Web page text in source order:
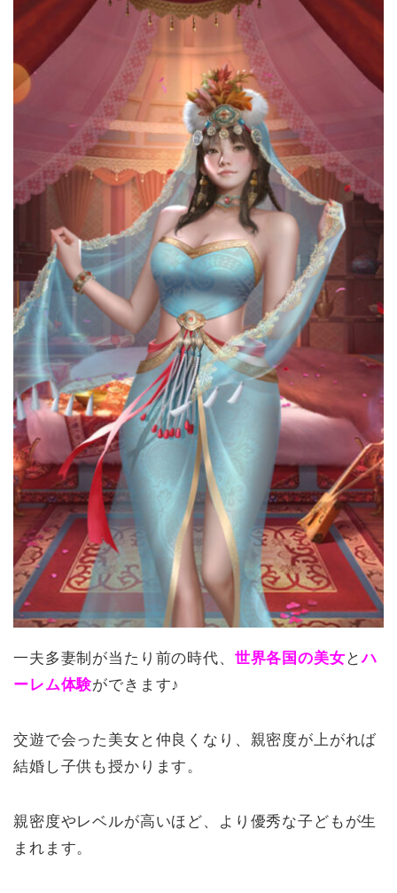
一夫多妻制が当たり前の時代、 世界各国の美女 とハ
ーレム体験ができます♪
交遊で会った美女と仲良くなり、親密度が上がれば
結婚し子供も授かります。
親密度やレベルが高いほど、より優秀な子どもが生
まれます。